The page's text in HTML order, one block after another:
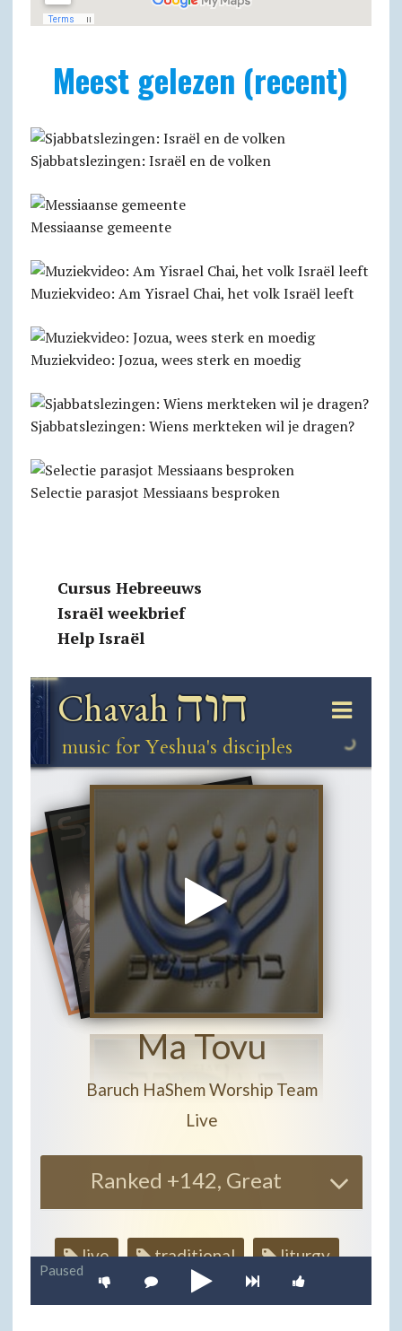
Meest gelezen (recent)
Sjabbatslezingen: Israël en de volken
Messiaanse gemeente
Muziekvideo: Am Yisrael Chai, het volk Israël leeft
Muziekvideo: Jozua, wees sterk en moedig
Sjabbatslezingen: Wiens merkteken wil je dragen?
Selectie parasjot Messiaans besproken
Cursus Hebreeuws
Israël weekbrief
Help Israël